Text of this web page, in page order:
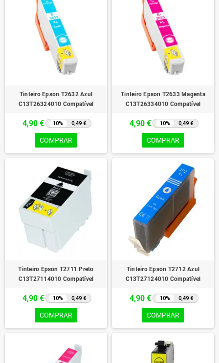
Tinteiro Epson T2632 Azul
C13T26324010 Compatível
4,90 € 10% 0,49 €
COMPRAR
Tinteiro Epson T2633 Magenta
C13T26334010 Compatível
4,90 € 10% 0,49 €
COMPRAR
Tinteiro Epson T2711 Preto
C13T27114010 Compatível
4,90 € 10% 0,49 €
COMPRAR
Tinteiro Epson T2712 Azul
C13T27124010 Compatível
4,90 € 10% 0,49 €
COMPRAR